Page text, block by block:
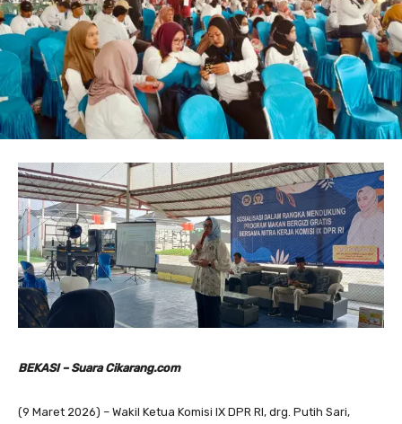
BEKASI – Suara Cikarang.com
(9 Maret 2026) – Wakil Ketua Komisi IX DPR RI, drg. Putih Sari,